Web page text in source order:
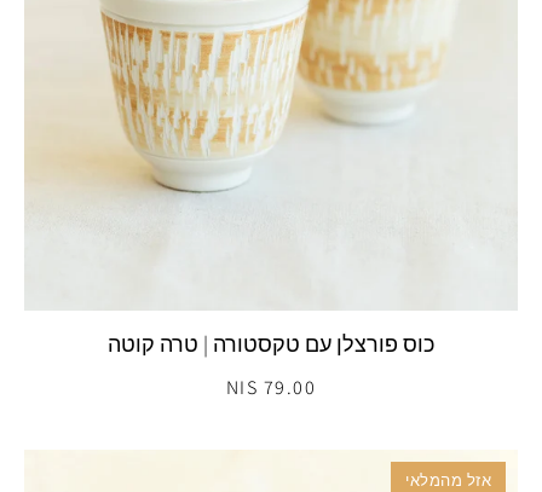
79.00 NIS
כוס פורצלן עם טקסטורה | טרה קוטה
אזל מהמלאי